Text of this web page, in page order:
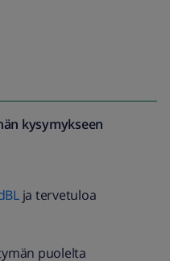
kysymykseen
ja tervetuloa
puolelta